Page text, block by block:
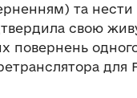
та
свою
одного
для